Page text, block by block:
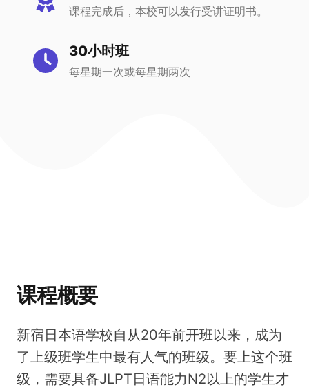
课程完成后，本校可以发行受讲证明书。
30小时班
每星期一次或每星期两次
课程概要
新宿日本语学校自从20年前开班以来，成为
了上级班学生中最有人气的班级。要上这个班
级，需要具备JLPT日语能力N2以上的学生才